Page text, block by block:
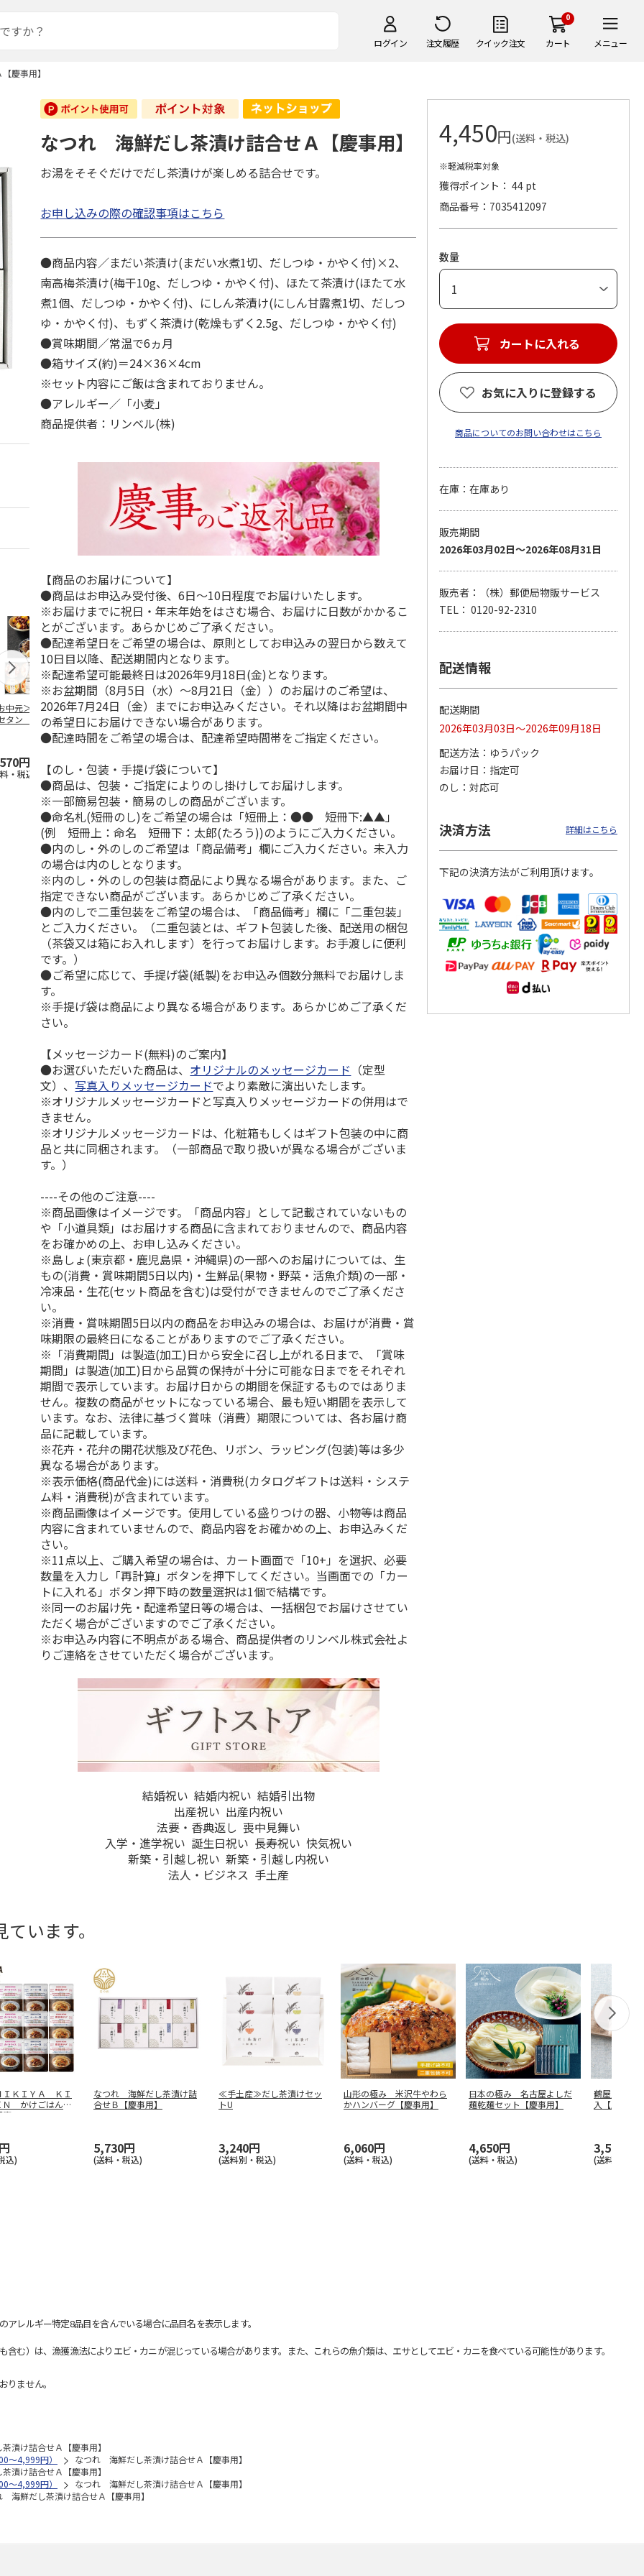
ログイン 注文履歴 クイック注文
0
カート メニュー
慶事用】
中元＞ミツコシ
タン ザ・フー
和惣菜缶詰詰合
円
・税込)
＜お中元＞崎陽軒
真空パックシウマイ
６０個入（東日本
版）
4.5（2）
3,980円
(送料・税込)
【冷凍】韓国風海苔
巻キンパ（牛肉と野
菜ナムル）F
1,517円
(送料別・税込)
＜お中元＞３種詰合
5.0 （1）
柿安本店 極松阪牛
【冷凍】大阪お好み
セット
4,300円
(送料・税込)
せ詰合せ（東日本
なつれ 海鮮だし茶漬け詰合せＡ【慶事用】
お湯をそそぐだけでだし茶漬けが楽しめる詰合せです。
お申し込みの際の確認事項はこちら
●商品内容／まだい茶漬け(まだい水煮1切、だしつゆ・かやく付)×2、
南高梅茶漬け(梅干10g、だしつゆ・かやく付)、ほたて茶漬け(ほたて水
煮1個、だしつゆ・かやく付)、にしん茶漬け(にしん甘露煮1切、だしつ
ゆ・かやく付)、もずく茶漬け(乾燥もずく2.5g、だしつゆ・かやく付)
●賞味期間／常温で6ヵ月
●箱サイズ(約)＝24×36×4cm
※セット内容にご飯は含まれておりません。
●アレルギー／「小麦」
商品提供者：リンベル(株)
【商品のお届けについて】
●商品はお申込み受付後、6日～10日程度でお届けいたします。
※お届けまでに祝日・年末年始をはさむ場合、お届けに日数がかかるこ
とがございます。あらかじめご了承ください。
●配達希望日をご希望の場合は、原則としてお申込みの翌日から数えて
10日目以降、配送期間内となります。
※配達希望可能最終日は2026年9月18日(金)となります。
※お盆期間（8月5日（水）～8月21日（金））のお届けのご希望は、
2026年7月24日（金）までにお申込みください。それ以降はお盆期間中
の希望日にお届けできない場合があります。
●配達時間をご希望の場合は、配達希望時間帯をご指定ください。
【のし・包装・手提げ袋について】
●商品は、包装・ご指定によりのし掛けしてお届けします。
※一部簡易包装・簡易のしの商品がございます。
●命名札(短冊のし)をご希望の場合は「短冊上：●● 短冊下:▲▲」
(例 短冊上：命名 短冊下：太郎(たろう))のようにご入力ください。
●内のし・外のしのご希望は「商品備考」欄にご入力ください。未入力
の場合は内のしとなります。
※内のし・外のしの包装は商品により異なる場合があります。また、ご
指定できない商品がございます。あらかじめご了承ください。
●内のしで二重包装をご希望の場合は、「商品備考」欄に「二重包装」
とご入力ください。（二重包装とは、ギフト包装した後、配送用の梱包
（茶袋又は箱にお入れします）を行ってお届けします。お手渡しに便利
です。）
●ご希望に応じて、手提げ袋(紙製)をお申込み個数分無料でお届けしま
す。
※手提げ袋は商品により異なる場合があります。あらかじめご了承くだ
さい。
【メッセージカード(無料)のご案内】
●お選びいただいた商品は、 オリジナルのメッセージカード （定型
文）、写真入りメッセージカードでより素敵に演出いたします。
※オリジナルメッセージカードと写真入りメッセージカードの併用はで
きません。
※オリジナルメッセージカードは、化粧箱もしくはギフト包装の中に商
品と共に同梱されます。（一部商品で取り扱いが異なる場合がございま
す。）
----その他のご注意----
※商品画像はイメージです。「商品内容」として記載されていないもの
や「小道具類」はお届けする商品に含まれておりませんので、商品内容
をお確かめの上、お申し込みください。
※島しょ(東京都・鹿児島県・沖縄県)の一部へのお届けについては、生
もの(消費・賞味期間5日以内)・生鮮品(果物・野菜・活魚介類)の一部・
冷凍品・生花(セット商品を含む)は受付ができませんのでご了承くださ
い。
※消費・賞味期間5日以内の商品をお申込みの場合は、お届けが消費・賞
味期限の最終日になることがありますのでご了承ください。
※「消費期間」は製造(加工)日から安全に召し上がれる日まで、「賞味
期間」は製造(加工)日から品質の保持が十分に可能な日までをそれぞれ
期間で表示しています。お届け日からの期間を保証するものではありま
せん。複数の商品がセットになっている場合、最も短い期間を表示して
います。なお、法律に基づく賞味（消費）期限については、各お届け商
品に記載しています。
※花卉・花弁の開花状態及び花色、リボン、ラッピング(包装)等は多少
異なる場合があります。
※表示価格(商品代金)には送料・消費税(カタログギフトは送料・システ
ム料・消費税)が含まれています。
※商品画像はイメージです。使用している盛りつけの器、小物等は商品
内容に含まれていませんので、商品内容をお確かめの上、お申込みくだ
さい。
※11点以上、ご購入希望の場合は、カート画面で「10+」を選択、必要
数量を入力し「再計算」ボタンを押下してください。当画面での「カー
トに入れる」ボタン押下時の数量選択は1個で結構です。
※同一のお届け先・配達希望日等の場合は、一括梱包でお届けさせてい
ただく場合がございますのでご了承ください。
※お申込み内容に不明点がある場合、商品提供者のリンベル株式会社よ
りご連絡をさせていただく場合がございます。
結婚祝い 結婚内祝い 結婚引出物
出産祝い 出産内祝い
法要・香典返し 喪中見舞い
入学・進学祝い 誕生日祝い 長寿祝い 快気祝い
新築・引越し祝い 新築・引越し内祝い
法人・ビジネス 手土産
4,450円(送料・税込)
※軽減税率対象
獲得ポイント： 44 pt
商品番号
7035412097
数量
カートに入れる
お気に入りに登録する
商品についてのお問い合わせはこちら
在庫：在庫あり
販売期間
2026年03月02日～2026年08月31日
販売者：（株）郵便局物販サービス
TEL： 0120-92-2310
配送情報
配送期間
2026年03月03日～2026年09月18日
配送方法
ゆうパック
お届け日
指定可
のし
対応可
決済方法 詳細はこちら
下記の決済方法がご利用頂けます。
います。
ＩＫＩＹＡ ＫＩ
Ｎ かけごはんセ
慶
込)
なつれ 海鮮だし茶漬け詰
合せＢ【慶事用】
5,730円
(送料・税込)
≪手土産≫だし茶漬けセッ
トU
3,240円
(送料別・税込)
山形の極み 米沢牛やわら
かハンバーグ【慶事用】
6,060円
(送料・税込)
日本の極み 名古屋よしだ
麺乾麺セット【慶事用】
4,650円
(送料・税込)
鶴屋八幡
入【慶事用
3,560円
(送料・税込)
レルギー特定8品目を含んでいる場合に品目名を表示します。
む）は、漁獲漁法によりエビ・カニが混じっている場合があります。また、これらの魚介類は、エサとしてエビ・カニを食べている可能性があります。
ません。
漬け詰合せＡ【慶事用】
～4,999円）
なつれ 海鮮だし茶漬け詰合せＡ【慶事用】
漬け詰合せＡ【慶事用】
～4,999円）
なつれ 海鮮だし茶漬け詰合せＡ【慶事用】
海鮮だし茶漬け詰合せＡ【慶事用】